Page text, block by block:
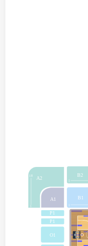
A1
P1
P1
O1
18 A2
B2
B1